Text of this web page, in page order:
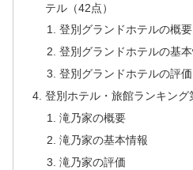
テル（42点）
登別グランドホテルの概要
登別グランドホテルの基
登別グランドホテルの評価
登別ホテル・旅館ランキング
滝乃家の概要
滝乃家の基本情報
滝乃家の評価